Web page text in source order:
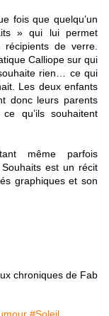
fois que quelqu’un
» qui lui permet
de verre.
Calliope sur qui
rien… ce qui
Les deux enfants
donc leurs parents
qu’ils souhaitent
même parfois
est un récit
graphiques et son
chroniques de Fab